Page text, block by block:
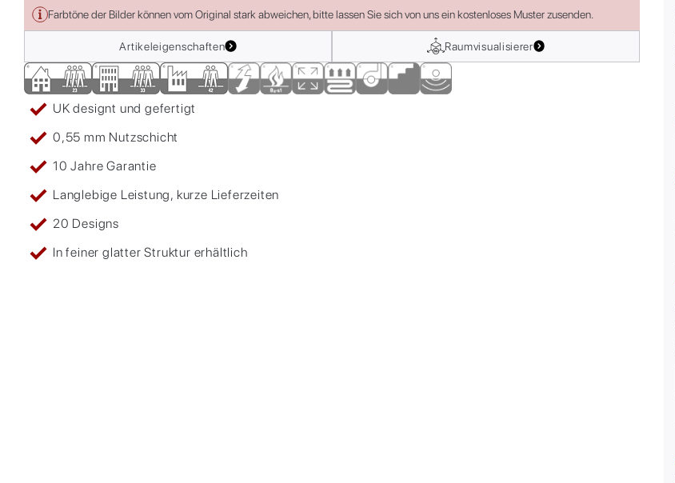
Farbtöne der Bilder können vom Original stark abweichen, bitte lassen Sie sich von uns ein kostenloses Muster zusenden.
Artikeleigenschaften Raumvisualisierer
UK designt und gefertigt
0,55 mm Nutzschicht
10 Jahre Garantie
Langlebige Leistung, kurze Lieferzeiten
20 Designs
In feiner glatter Struktur erhältlich